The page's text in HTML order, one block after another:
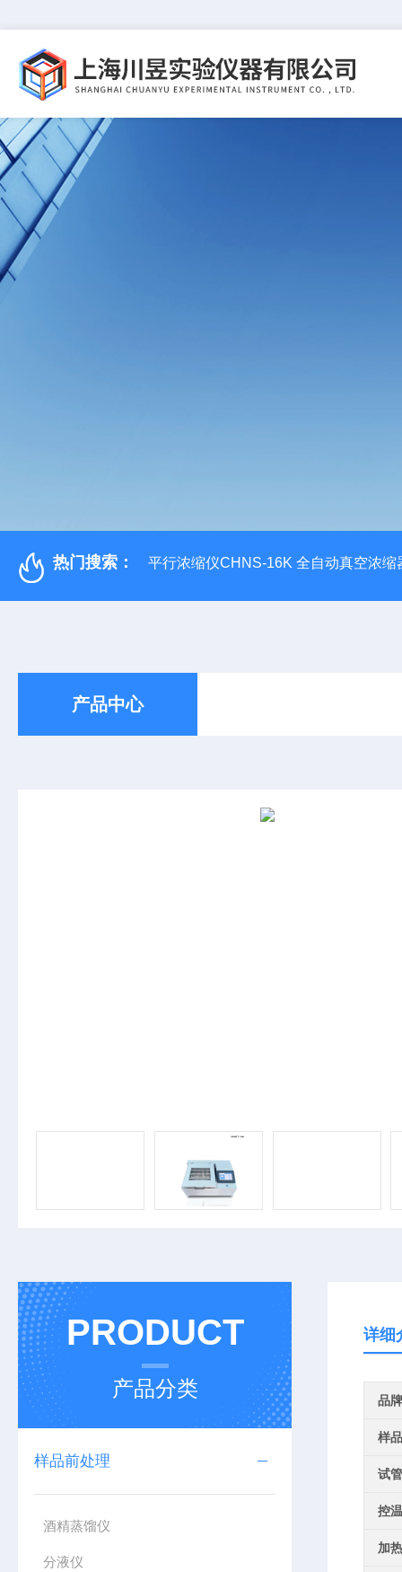
热门搜索： 平行浓缩仪CHNS-16K 全自动真空浓缩
产品中心
PRODUCT
产品分类
样品前处理
酒精蒸馏仪
分液仪
详细
品牌
样
试
控
加